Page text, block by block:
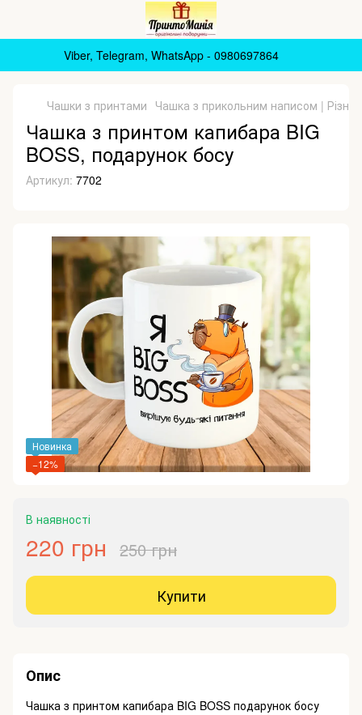
Viber, Telegram, WhatsApp - 0980697864
Чашки з принтами Чашка з прикольним написом | Різна
Чашка з принтом капибара BIG
BOSS, подарунок босу
Артикул: 7702
Новинка
−12%
В наявності
220 грн 250 грн
Купити
Опис
Чашка з принтом капибара BIG BOSS подарунок босу